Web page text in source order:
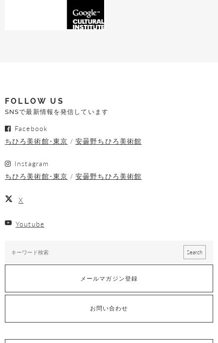
FOLLOW US
SNSで最新情報を発信しています
Facebook
ちひろ美術館･東京
安曇野ちひろ美術館
Instagram
ちひろ美術館･東京
安曇野ちひろ美術館
X
Youtube
メールマガジン登録
お問い合わせ